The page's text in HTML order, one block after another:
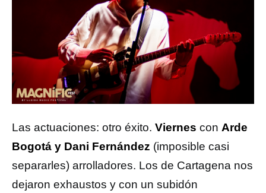
Las actuaciones: otro éxito. Viernes con Arde
Bogotá y Dani Fernández (imposible casi
separarles) arrolladores. Los de Cartagena nos
dejaron exhaustos y con un subidón